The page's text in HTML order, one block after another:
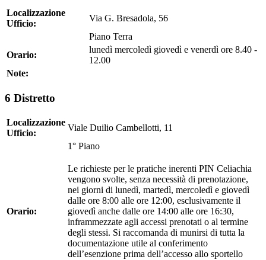
Localizzazione
Ufficio:
Via G. Bresadola, 56
Piano Terra
Orario:
lunedì mercoledì giovedì e venerdì ore 8.40 -
12.00
Note:
6 Distretto
Localizzazione
Ufficio:
Viale Duilio Cambellotti, 11
1° Piano
Orario:
Le richieste per le pratiche inerenti PIN Celiachia
vengono svolte, senza necessità di prenotazione,
nei giorni di lunedì, martedì, mercoledì e giovedì
dalle ore 8:00 alle ore 12:00, esclusivamente il
giovedì anche dalle ore 14:00 alle ore 16:30,
inframmezzate agli accessi prenotati o al termine
degli stessi. Si raccomanda di munirsi di tutta la
documentazione utile al conferimento
dell’esenzione prima dell’accesso allo sportello